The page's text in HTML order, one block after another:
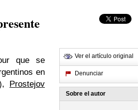
que se
en
Prostejov
Ver el artículo original
Denunciar
Sobre el autor